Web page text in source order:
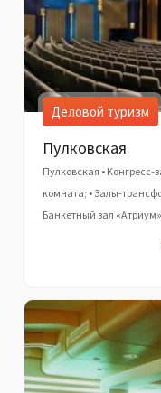
Деловой туризм
Пулковская
Пулковская • Конгресс-
комната; • Залы-
Банкетный зал